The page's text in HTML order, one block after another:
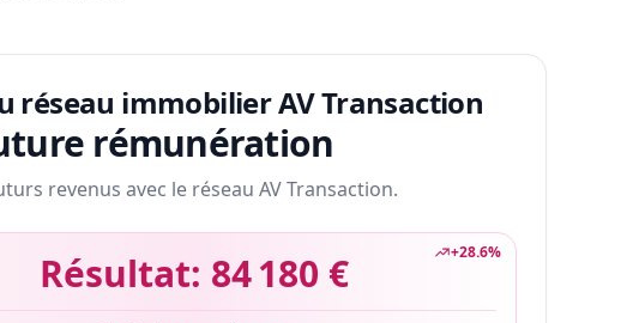
réseau immobilier AV Transaction
rémunération
revenus avec le réseau AV Transaction.
+28.6%
Résultat: 84 180 €